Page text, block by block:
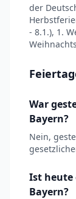
der
- 8.1.), 1.
War
Bayern?
Nein,
Ist heute
Bayern?